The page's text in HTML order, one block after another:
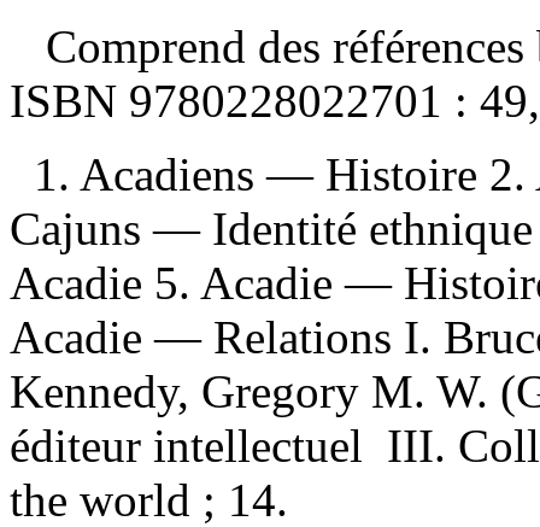
Comprend des
ISBN 9780228022701 :
1. Acadiens — Histoire
Cajuns — Identité
Acadie 5. Acadie —
Acadie — Relations I.
Kennedy, Gregory M. W.
éditeur intellectuel III.
the world ; 14.